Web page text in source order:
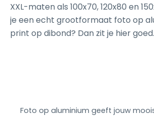
XXL-maten als 100x70, 120x80 en
je een echt grootformaat foto op
print op dibond? Dan zit je hier goed.
Foto op aluminium geeft jouw